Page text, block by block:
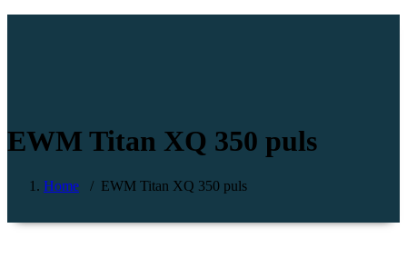
EWM Titan XQ 350 puls
Home / EWM Titan XQ 350 puls